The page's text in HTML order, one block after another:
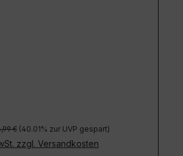
Preis:
€ (40.01% zur UVP gespart)
zzgl. Versandkosten